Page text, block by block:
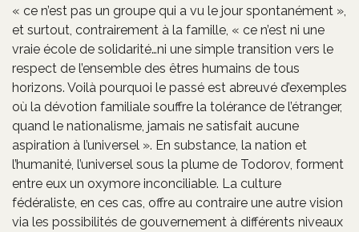
« ce n’est pas un groupe qui a vu le jour spontanément »,
et surtout, contrairement à la famille, « ce n’est ni une
vraie école de solidarité…ni une simple transition vers le
respect de l’ensemble des êtres humains de tous
horizons. Voilà pourquoi le passé est abreuvé d’exemples
où la dévotion familiale souffre la tolérance de l’étranger,
quand le nationalisme, jamais ne satisfait aucune
aspiration à l’universel ». En substance, la nation et
l’humanité, l’universel sous la plume de Todorov, forment
entre eux un oxymore inconciliable. La culture
fédéraliste, en ces cas, offre au contraire une autre vision
via les possibilités de gouvernement à différents niveaux